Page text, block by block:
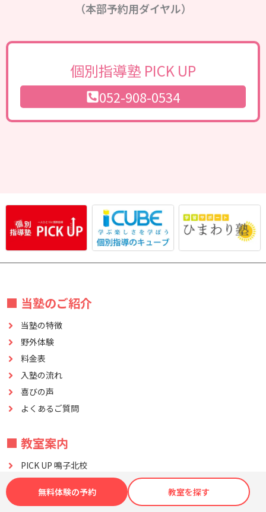
（本部予約用ダイヤル）
個別指導塾 PICK UP
052-908-0534
■ 当塾のご紹介
当塾の特徴
野外体験
料金表
入塾の流れ
喜びの声
よくあるご質問
■ 教室案内
PICK UP 鳴子北校
PICK UP 岩塚校
無料体験の予約 教室を探す